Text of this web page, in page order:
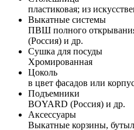
пластиковая; из
Выкатные системы
ПВШ полного
(Россия) и др.
Сушка для посуды
Хромированная
Цоколь
в цвет фасадов или
Подъемники
BOYARD (Россия) и др.
Аксессуары
Выкатные корзины,